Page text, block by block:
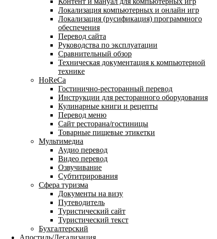
Локализация компьютерных и онлайн игр
Локализация (русификация) программного
обеспечения
Перевод сайта
Руководства по эксплуатации
Сравнительный обзор
Техническая документация к компьютерной
технике
HoReCa
Гостинично-ресторанный перевод
Инструкции для ресторанного оборудования
Кулинарные книги и рецепты
Перевод меню
Сайт ресторана/гостиницы
Товарные пищевые этикетки
Мультимедиа
Аудио перевод
Видео перевод
Озвучивание
Субтитрирования
Сфера туризма
Документы на визу
Путеводитель
Туристический сайт
Туристический текст
Бухгалтерский
Апостиль/Легализация